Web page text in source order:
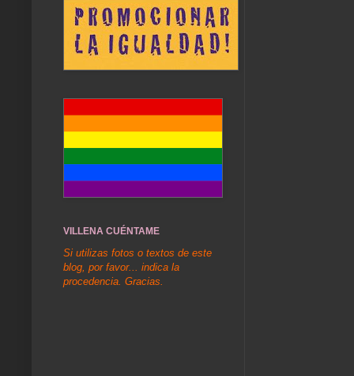
VILLENA CUÉNTAME
Si utilizas fotos o textos de este
blog, por favor... indica la
procedencia. Gracias.